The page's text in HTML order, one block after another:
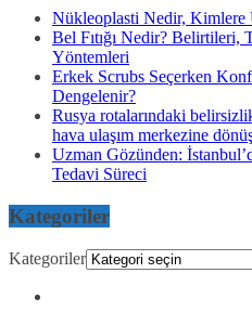
Nükleoplasti Nedir, Kimlere
Bel Fıtığı Nedir? Belirtileri,
Yöntemleri
Erkek Scrubs Seçerken
Dengelenir?
Rusya rotalarındaki
hava ulaşım merkezine
Uzman Gözünden:
Tedavi Süreci
Kategoriler
Kategoriler